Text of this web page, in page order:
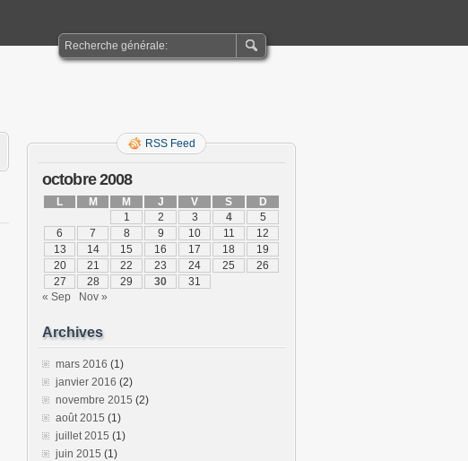
RSS Feed
octobre 2008
L M M J V S
D
1
2 3 4
5
6
7 8 9 10 11
12
13
14 15 16 17 18
19
20
21 22 23 24 25
26
27
28 29 30
31
« Sep
Nov »
Archives
mars 2016 (1)
janvier 2016 (2)
novembre 2015 (2)
août 2015 (1)
juillet 2015 (1)
juin 2015 (1)